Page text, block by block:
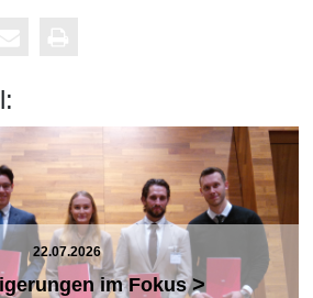
22.07.2026
im Fokus>